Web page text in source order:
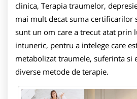
clinica, Terapia traumelor,
mai mult decat suma certificarilor
sunt un om care a trecut atat prin
intuneric, pentru a intelege care
metabolizat traumele, suferinta si
diverse metode de terapie.